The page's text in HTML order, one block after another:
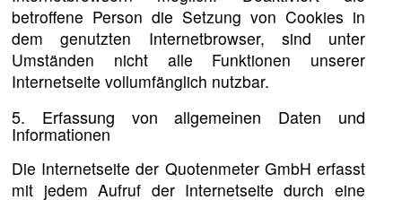
betroffene Person die Setzung von Cookies in
dem genutzten Internetbrowser, sind unter
Umständen nicht alle Funktionen unserer
Internetseite vollumfänglich nutzbar.
5. Erfassung von allgemeinen Daten und
Informationen
Die Internetseite der Quotenmeter GmbH erfasst
mit jedem Aufruf der Internetseite durch eine